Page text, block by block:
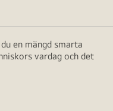
en mängd smarta
vardag och det